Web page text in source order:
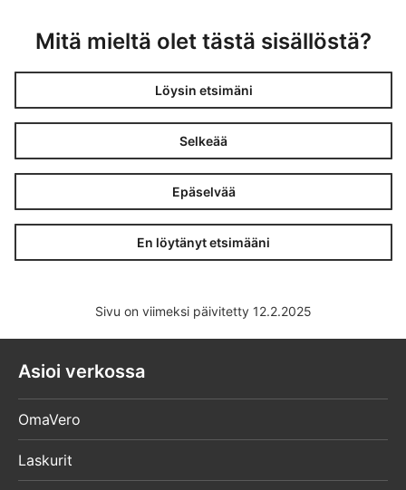
Mitä mieltä olet tästä sisällöstä?
Löysin etsimäni
Selkeää
Epäselvää
En löytänyt etsimääni
Sivu on viimeksi päivitetty 12.2.2025
Asioi verkossa
OmaVero
Laskurit